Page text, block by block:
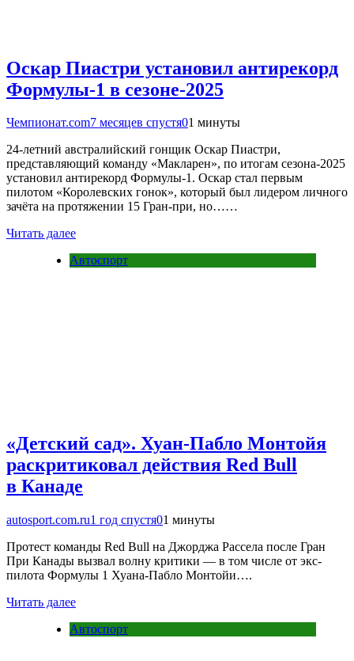
Оскар Пиастри установил антирекорд
Формулы-1 в сезоне-2025
Чемпионат.com7 месяцев спустя01 минуты
24-летний австралийский гонщик Оскар Пиастри,
представляющий команду «Макларен», по итогам сезона-2025
установил антирекорд Формулы-1. Оскар стал первым
пилотом «Королевских гонок», который был лидером личного
зачёта на протяжении 15 Гран-при, но……
Читать далее
Автоспорт
«Детский сад». Хуан-Пабло Монтойя
раскритиковал действия Red Bull
в Канаде
autosport.com.ru1 год спустя01 минуты
Протест команды Red Bull на Джорджа Рассела после Гран
При Канады вызвал волну критики — в том числе от экс-
пилота Формулы 1 Хуана-Пабло Монтойи….
Читать далее
Автоспорт